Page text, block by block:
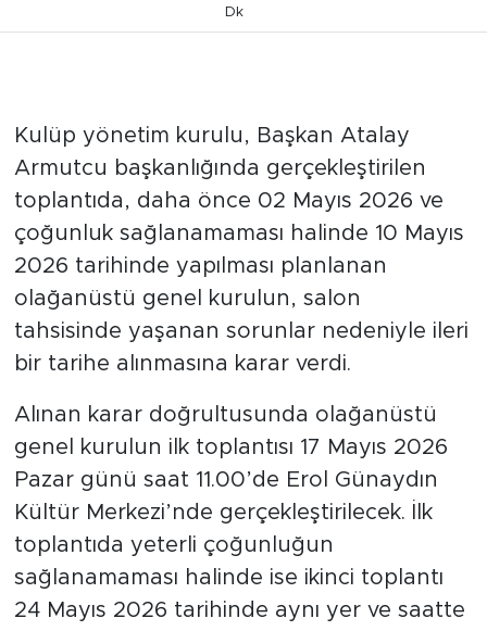
Dk
Kulüp yönetim kurulu, Başkan Atalay
Armutcu başkanlığında gerçekleştirilen
toplantıda, daha önce 02 Mayıs 2026 ve
çoğunluk sağlanamaması halinde 10 Mayıs
2026 tarihinde yapılması planlanan
olağanüstü genel kurulun, salon
tahsisinde yaşanan sorunlar nedeniyle ileri
bir tarihe alınmasına karar verdi.
Alınan karar doğrultusunda olağanüstü
genel kurulun ilk toplantısı 17 Mayıs 2026
Pazar günü saat 11.00’de Erol Günaydın
Kültür Merkezi’nde gerçekleştirilecek. İlk
toplantıda yeterli çoğunluğun
sağlanamaması halinde ise ikinci toplantı
24 Mayıs 2026 tarihinde aynı yer ve saatte